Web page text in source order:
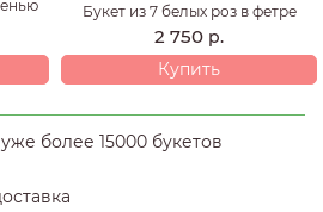
Букет из 7 белых роз в фетре
2 750 р.
Купить
более 15000 букетов